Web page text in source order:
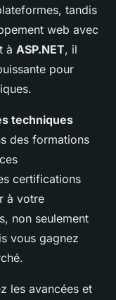
tandis
web avec
à ASP.NET, il
pour
techniques
des formations
certifications
à votre
non seulement
vous gagnez
les avancées et